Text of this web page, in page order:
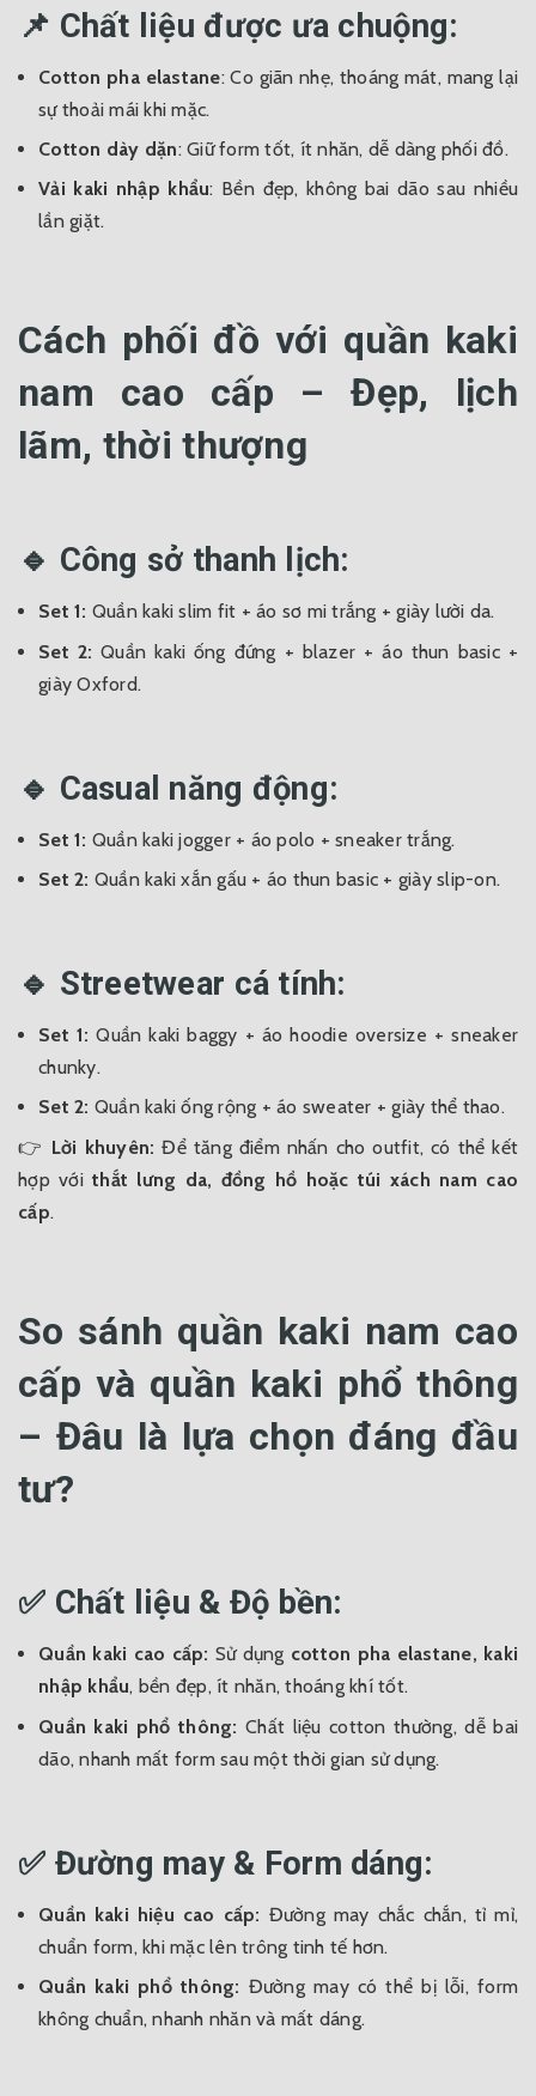
📌 Chất liệu được ưa chuộng:
Cotton pha elastane: Co giãn nhẹ, thoáng mát, mang lại
sự thoải mái khi mặc.
Cotton dày dặn: Giữ form tốt, ít nhăn, dễ dàng phối đồ.
Vải kaki nhập khẩu: Bền đẹp, không bai dão sau nhiều
lần giặt.
Cách phối đồ với quần kaki
nam cao cấp – Đẹp, lịch
lãm, thời thượng
🔹 Công sở thanh lịch:
Set 1: Quần kaki slim fit + áo sơ mi trắng + giày lười da.
Set 2: Quần kaki ống đứng + blazer + áo thun basic +
giày Oxford.
🔹 Casual năng động:
Set 1: Quần kaki jogger + áo polo + sneaker trắng.
Set 2: Quần kaki xắn gấu + áo thun basic + giày slip-on.
🔹 Streetwear cá tính:
Set 1: Quần kaki baggy + áo hoodie oversize + sneaker
chunky.
Set 2: Quần kaki ống rộng + áo sweater + giày thể thao.
👉 Lời khuyên: Để tăng điểm nhấn cho outfit, có thể kết
hợp vớithắt lưng da, đồng hồ hoặc túi xách nam cao
cấp.
So sánh quần kaki nam cao
cấp và quần kaki phổ thông
– Đâu là lựa chọn đáng đầu
tư?
✅ Chất liệu & Độ bền:
Quần kaki cao cấp: Sử dụng cotton pha elastane, kaki
nhập khẩu, bền đẹp, ít nhăn, thoáng khí tốt.
Quần kaki phổ thông: Chất liệu cotton thường, dễ bai
dão, nhanh mất form sau một thời gian sử dụng.
✅ Đường may & Form dáng:
Quần kaki hiệu cao cấp: Đường may chắc chắn, tỉ mỉ,
chuẩn form, khi mặc lên trông tinh tế hơn.
Quần kaki phổ thông: Đường may có thể bị lỗi, form
không chuẩn, nhanh nhăn và mất dáng.